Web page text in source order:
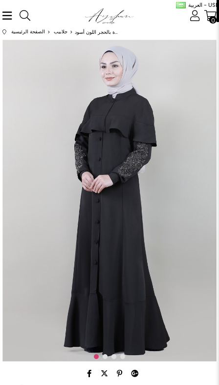
العربية - USD
0
الصفحة الرئيسية جلابيب عباية مطرزة بالحجر اللون أسود